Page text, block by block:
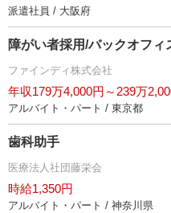
派遣社員 / 大阪府
障がい者採用/バックオフ
ファインディ株式会社
年収179万4,000円～239万
アルバイト・パート / 東京都
歯科助手
医療法人社団藤栄会
時給1,350円
アルバイト・パート / 神奈川県